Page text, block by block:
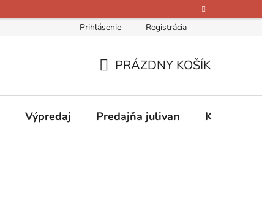
Kontakty O nás Hodnotenie obchodu
Prihlásenie Registrácia
KOŠÍK
PRÁZDNY KOŠÍK
Výpredaj Predajňa julivan Kontakty